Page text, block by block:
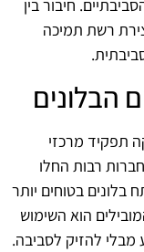
חיבור בין
רשת תמיכה
הבלונים
תפקיד מרכזי
רבות החלו
בטוחים יותר
הוא השימוש
להזיק לסביבה.